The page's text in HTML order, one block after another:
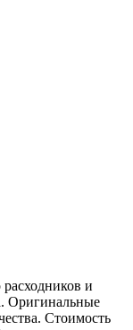
и
Оригинальные
Стоимость